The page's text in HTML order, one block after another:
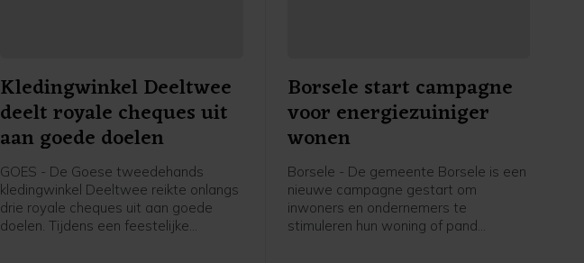
Kledingwinkel Deeltwee
deelt royale cheques uit
aan goede doelen
GOES - De Goese tweedehands
kledingwinkel Deeltwee reikte onlangs
drie royale cheques uit aan goede
doelen. Tijdens een feestelijke
Borsele start campagne
voor energiezuiniger
wonen
Borsele - De gemeente Borsele is een
nieuwe campagne gestart om
inwoners en ondernemers te
stimuleren hun woning of pand